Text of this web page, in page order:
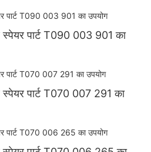
स्पेयर पार्ट T090 003 901 का
स्पेयर पार्ट T070 007 291 का